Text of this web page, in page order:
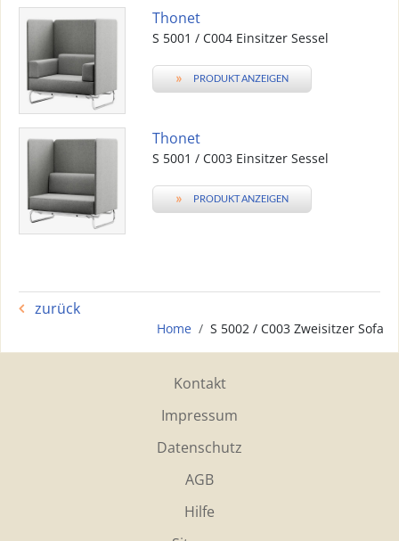
Thonet
S 5001 / C004 Einsitzer Sessel
» PRODUKT ANZEIGEN
Thonet
S 5001 / C003 Einsitzer Sessel
» PRODUKT ANZEIGEN
zurück
Home S 5002 / C003 Zweisitzer Sofa
Kontakt
Impressum
Datenschutz
AGB
Hilfe